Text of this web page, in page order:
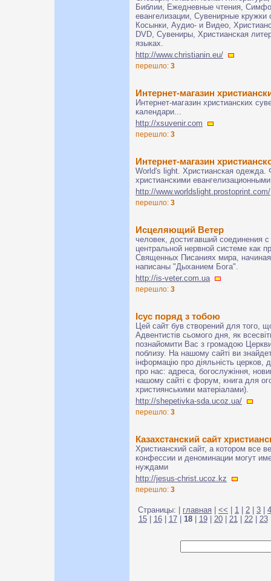
Библии, Ежедневные чтения,
евангелизации, Сувенирные кружки
Косынки, Аудио- и Видео,
DVD, Сувениры, Христианская
языках.
http://www.christianin.eu/
перешло: 3
Интернет-магазин
Интернет-магазин христианских
календари...
http://xsuvenir.com
перешло: 3
Интернет-магазин
World's light. Христианская одежда.
христианскими
http://www.worldslight.prostoprint.com/
перешло: 3
Исцеляющий Ветер
человек, достигавший соединения
центральной нервной системе как
Священных Писаниях мира,
написаны "Дыханием Бога".
http://is-veter.com.ua
перешло: 3
Ісус поряд з тобою
Цей сайт був створений для того,
Адвентистів сьомого дня, як
познайомити Вас з громадою
поблизу. На нашому сайті ви
інформацію про діяльність церков,
про нас: адреса, богослужіння,
нашому сайті є форум, книга для
християнськими матеріалами).
http://shepetivka-sda.ucoz.ua/
перешло: 3
Казахстанский сайт
Христианский сайт, а котором все
конфессии и деноминации могут
нуждами
http://jesus-christ.ucoz.kz
перешло: 3
Страницы: | главная << 1 2 3
4
15| 16| 17| 18| 19| 20| 21| 22| 23